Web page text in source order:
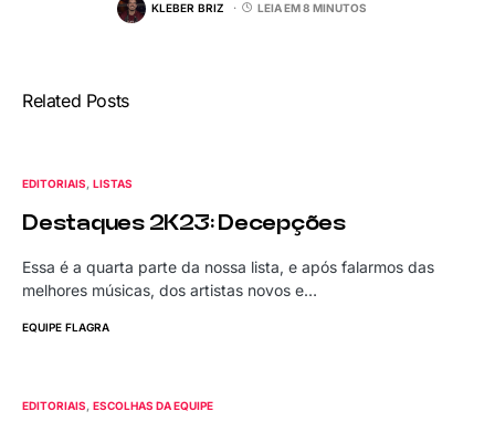
KLEBER BRIZ LEIA EM 8 MINUTOS
Related Posts
EDITORIAIS LISTAS
Destaques 2K23: Decepções
Essa é a quarta parte da nossa lista, e após falarmos das
melhores músicas, dos artistas novos e…
EQUIPE FLAGRA
EDITORIAIS ESCOLHAS DA EQUIPE